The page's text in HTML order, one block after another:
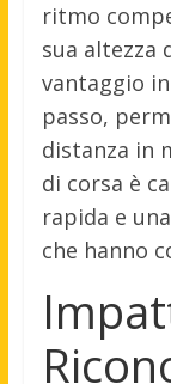
ritmo
sua altezza
vantaggio
passo,
distanza in
di corsa è
rapida e
che hanno